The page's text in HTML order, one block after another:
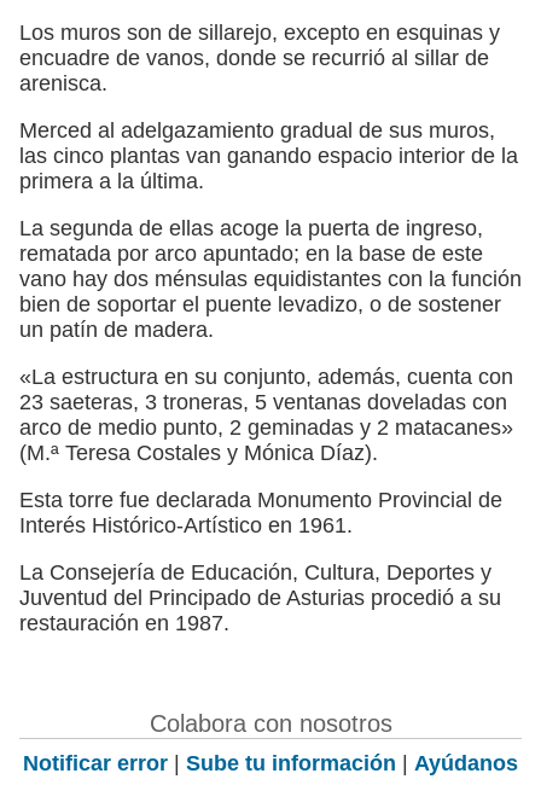
Los muros son de sillarejo, excepto en esquinas y
encuadre de vanos, donde se recurrió al sillar de
arenisca.
Merced al adelgazamiento gradual de sus muros,
las cinco plantas van ganando espacio interior de la
primera a la última.
La segunda de ellas acoge la puerta de ingreso,
rematada por arco apuntado; en la base de este
vano hay dos ménsulas equidistantes con la función
bien de soportar el puente levadizo, o de sostener
un patín de madera.
«La estructura en su conjunto, además, cuenta con
23 saeteras, 3 troneras, 5 ventanas doveladas con
arco de medio punto, 2 geminadas y 2 matacanes»
(M.ª Teresa Costales y Mónica Díaz).
Esta torre fue declarada Monumento Provincial de
Interés Histórico-Artístico en 1961.
La Consejería de Educación, Cultura, Deportes y
Juventud del Principado de Asturias procedió a su
restauración en 1987.
Colabora con nosotros
Notificar error | Sube tu información | Ayúdanos